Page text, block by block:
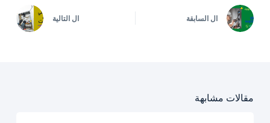
ال السابقة ال التالية
مقالات مشابهة